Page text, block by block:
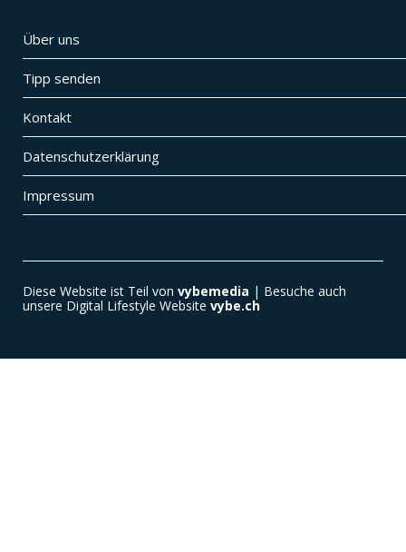
Über uns
Tipp senden
Kontakt
Datenschutzerklärung
Impressum
Diese Website ist Teil von vybemedia | Besuche auch
unsere Digital Lifestyle Website vybe.ch